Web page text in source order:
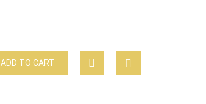
ADD TO CART